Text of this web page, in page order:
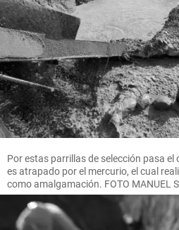
Por estas parrillas de selección pasa
es atrapado por el mercurio, el cual
como amalgamación. FOTO MANUEL